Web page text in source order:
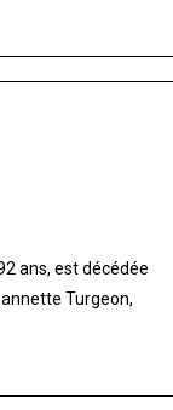
ans, est décédée
Turgeon,